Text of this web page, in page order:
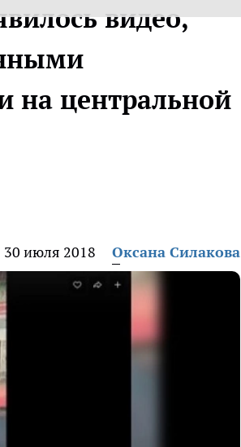
видео,
на центральной
30 июля 2018 Оксана Силакова